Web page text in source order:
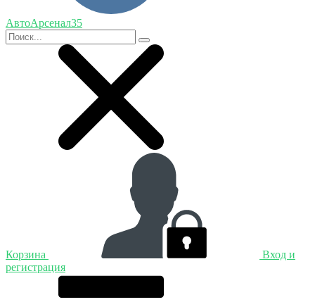
АвтоАрсенал35
Корзина
Вход и
регистрация